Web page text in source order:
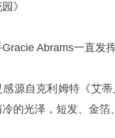
》
Abrams一直发
源自克利姆特《艾
的光泽，短发、金箔